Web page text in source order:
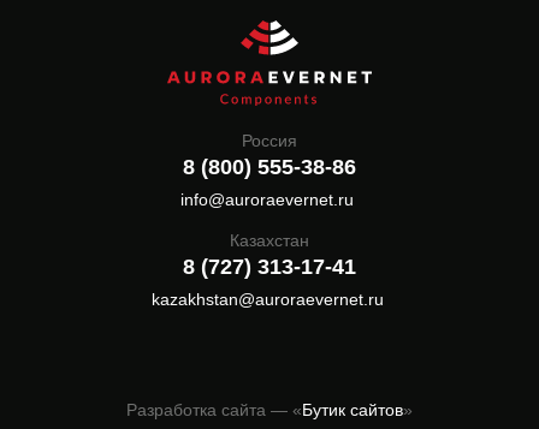
Россия
8 (800) 555-38-86
info@auroraevernet.ru
Казахстан
8 (727) 313-17-41
kazakhstan@auroraevernet.ru
Разработка сайта — «Бутик сайтов»